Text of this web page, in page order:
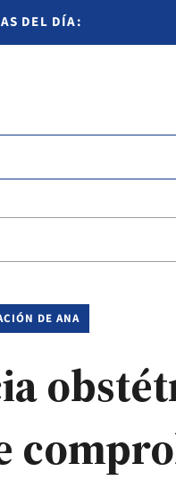
DEL DÍA:
DE ANA